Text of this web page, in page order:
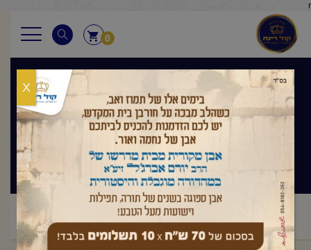
r
0
שיעור הלכה
לאברכים
ראשי /שיעור הלכה לאברכים
החיד"א-שיעור
הלכה לאברכים- ח' כסלו תשפ"ה
X